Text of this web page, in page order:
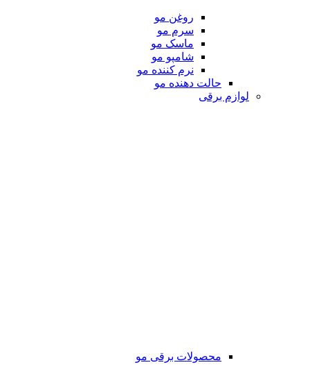
روغن مو
سرم مو
ماسک مو
شامپو مو
نرم کننده مو
حالت دهنده مو
لوازم برقی
محصولات برقی مو